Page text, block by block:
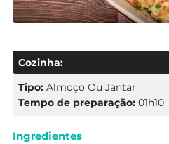
Cozinha:
Tipo: Almoço Ou Jantar
Tempo de preparação: 01h10
Ingredientes